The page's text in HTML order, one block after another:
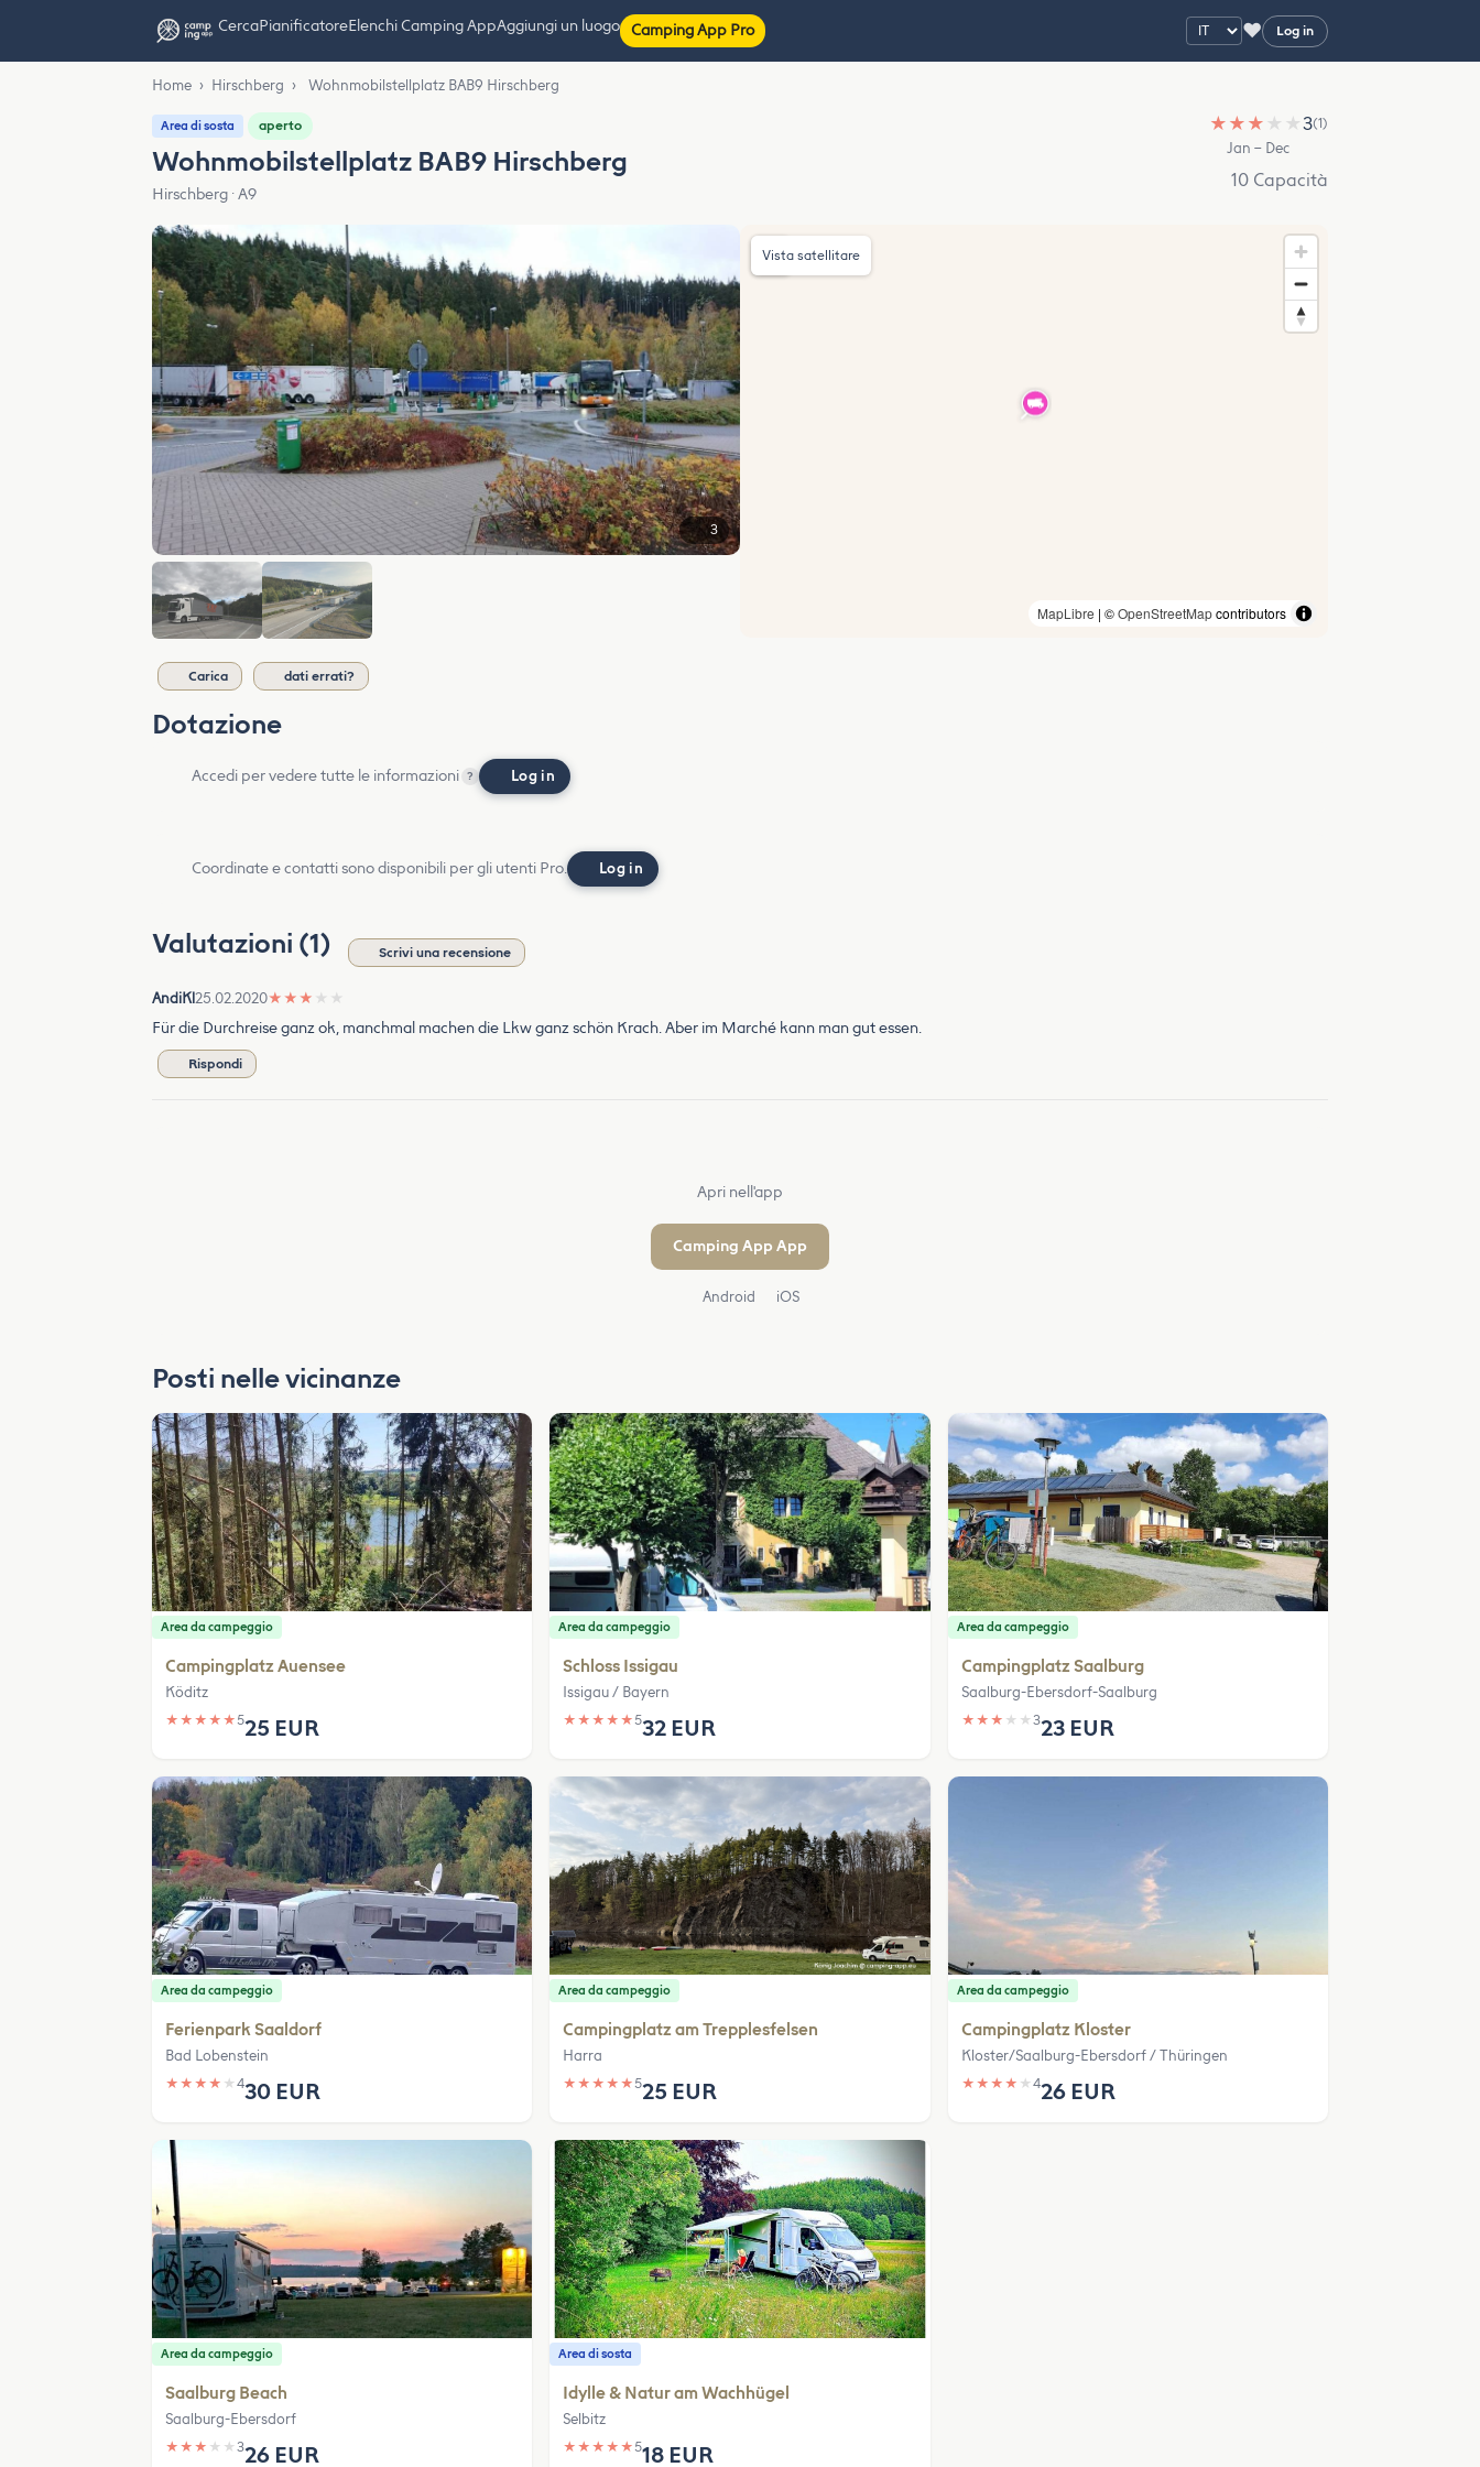
CercaPianificatoreElenchi Camping AppAggiungi un luogo Camping App Pro ♥ Log in
Home › Hirschberg › Wohnmobilstellplatz BAB9 Hirschberg
Area di sosta aperto
Wohnmobilstellplatz BAB9 Hirschberg
Hirschberg · A9
★ ★ ★ ★ ★3(1)
Jan – Dec
10 Capacità
3
MapLibre | ©OpenStreetMapcontributors
Vista satellitare
Carica dati errati?
Dotazione
Accedi per vedere tutte le informazioni ? Log in
Coordinate e contatti sono disponibili per gli utenti Pro. Log in
Valutazioni (1) Scrivi una recensione
AndiKl25.02.2020★ ★ ★ ★ ★
Für die Durchreise ganz ok, manchmal machen die Lkw ganz schön Krach. Aber im Marché kann man gut essen.
Rispondi
Apri nell'app
Camping App App
Android iOS
Posti nelle vicinanze
Area da campeggio
Campingplatz Auensee
Köditz
★ ★ ★ ★ ★525 EUR
Area da campeggio
Schloss Issigau
Issigau / Bayern
★ ★ ★ ★ ★532 EUR
Area da campeggio
Campingplatz Saalburg
Saalburg-Ebersdorf-Saalburg
★ ★ ★ ★ ★ 323 EUR
Area da campeggio
Ferienpark Saaldorf
Bad Lobenstein
★ ★ ★ ★ ★ 430 EUR
Area da campeggio
Campingplatz am Trepplesfelsen
Harra
★ ★ ★ ★ ★525 EUR
Area da campeggio
Campingplatz Kloster
Kloster/Saalburg-Ebersdorf / Thüringen
★ ★ ★ ★ ★ 426 EUR
Area da campeggio
Saalburg Beach
Saalburg-Ebersdorf
★ ★ ★ ★ ★ 326 EUR
Area di sosta
Idylle & Natur am Wachhügel
Selbitz
★ ★ ★ ★ ★518 EUR